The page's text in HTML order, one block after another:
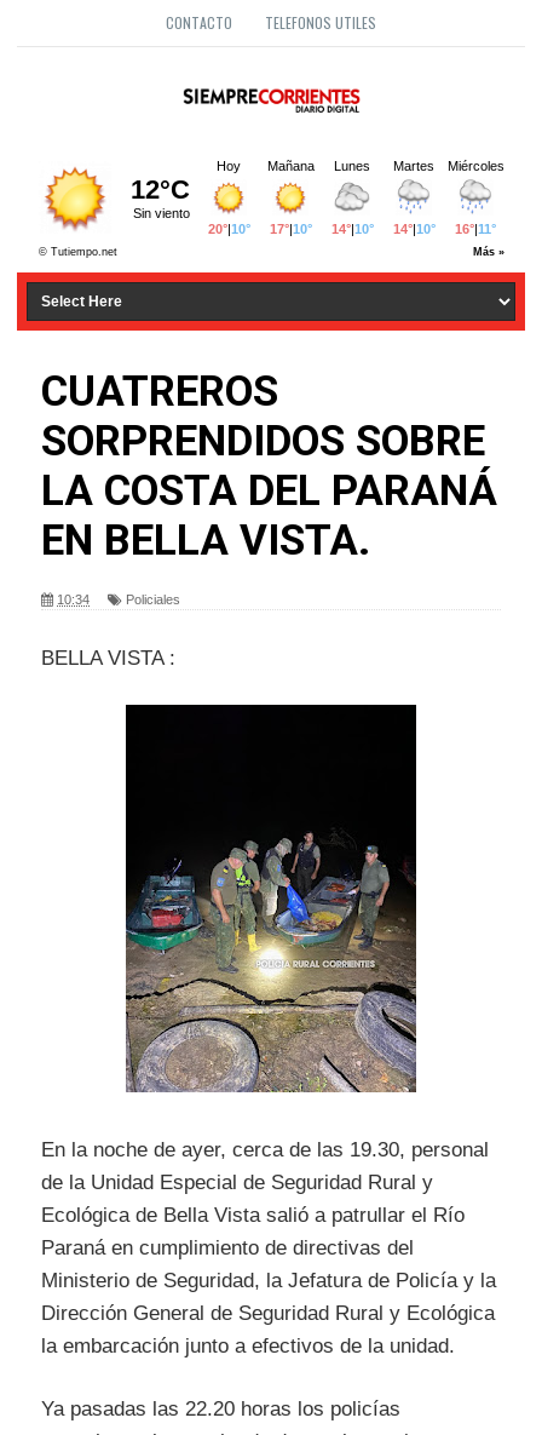
CONTACTO TELEFONOS UTILES
CUATREROS
SORPRENDIDOS SOBRE
LA COSTA DEL PARANÁ
EN BELLA VISTA.
10:34 Policiales
BELLA VISTA :
En la noche de ayer, cerca de las 19.30, personal
de la Unidad Especial de Seguridad Rural y
Ecológica de Bella Vista salió a patrullar el Río
Paraná en cumplimiento de directivas del
Ministerio de Seguridad, la Jefatura de Policía y la
Dirección General de Seguridad Rural y Ecológica
la embarcación junto a efectivos de la unidad.
Ya pasadas las 22.20 horas los policías